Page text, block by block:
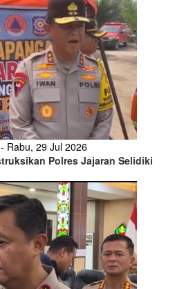
- Rabu, 29 Jul 2026
Polres Jajaran Selidiki